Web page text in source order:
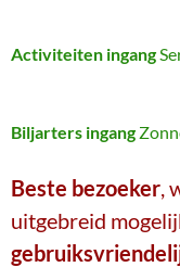
Activiteiten ingang
Biljarters ingang
Beste bezoeker ,
uitgebreid